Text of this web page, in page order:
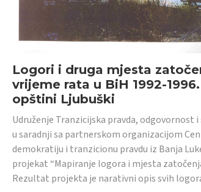
Logori i druga mjesta
vrijeme rata u BiH 1992-
opštini Ljubuški
Udruženje Tranzicijska pravda, odgovornost i
u saradnji sa partnerskom organizacijom
demokratiju i tranzicionu pravdu iz Banja
projekat “Mapiranje logora i mjesta
Rezultat projekta je narativni opis svih